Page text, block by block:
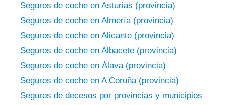
Seguros de coche en Asturias (provincia)
Seguros de coche en Almería (provincia)
Seguros de coche en Alicante (provincia)
Seguros de coche en Albacete (provincia)
Seguros de coche en Álava (provincia)
Seguros de coche en A Coruña (provincia)
Seguros de decesos por provincias y municipios